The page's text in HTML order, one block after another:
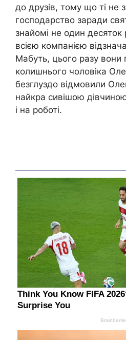
до друзів, тому що ті не
господарство заради
знайомі не один десяток
всією компанією
Мабуть, цього разу вони
колишнього чоловіка
безглуздо відмовили
найкра сивішою дівчиною
і на роботі.